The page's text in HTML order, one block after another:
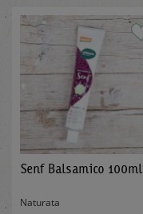
Senf Balsamico 100ml
Naturata